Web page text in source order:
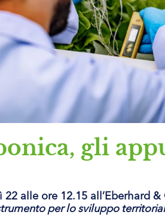
gli
22 alle ore 12.15 all’Eberhard
per lo sviluppo